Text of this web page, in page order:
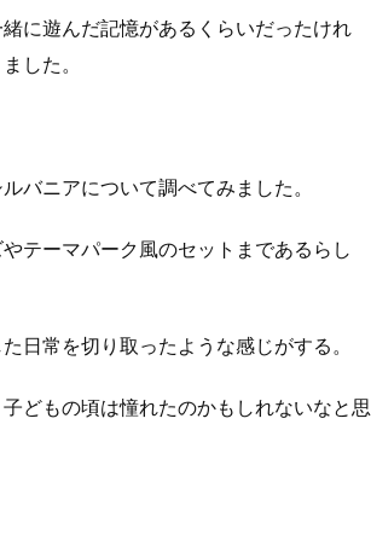
に遊んだ記憶があるくらいだったけれ
した。
バニアについて調べてみました。
テーマパーク風のセットまであるらし
日常を切り取ったような感じがする。
どもの頃は憧れたのかもしれないなと思